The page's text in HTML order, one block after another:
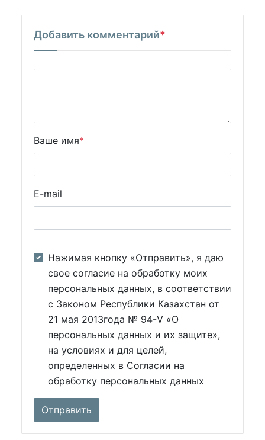
Добавить комментарий*
Ваше имя*
E-mail
Нажимая кнопку «Отправить», я даю
свое согласие на обработку моих
персональных данных, в соответствии
с Законом Республики Казахстан от
21 мая 2013года № 94-V «О
персональных данных и их защите»,
на условиях и для целей,
определенных в Согласии на
обработку персональных данных